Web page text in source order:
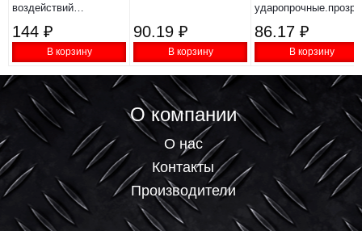
воздействий
019/2011
144 ₽
В корзину
90.19 ₽
В корзину
86.17 ₽
В корзину
О компании
О нас
Контакты
Производители